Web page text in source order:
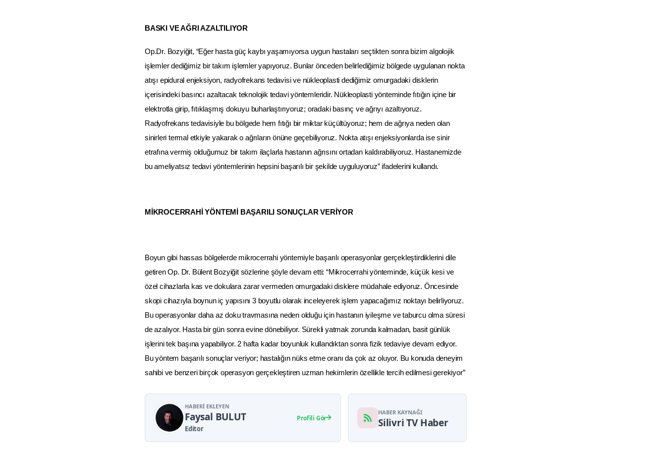
BASKI VE AĞRI AZALTILIYOR
Op.Dr. Bozyiğit, “Eğer hasta güç kaybı yaşamıyorsa uygun hastaları seçtikten sonra bizim algolojik
işlemler dediğimiz bir takım işlemler yapıyoruz. Bunlar önceden belirlediğimiz bölgede uygulanan nokta
atışı epidural enjeksiyon, radyofrekans tedavisi ve nükleoplasti dediğimiz omurgadaki disklerin
içerisindeki basıncı azaltacak teknolojik tedavi yöntemleridir. Nükleoplasti yönteminde fıtığın içine bir
elektrotla girip, fıtıklaşmış dokuyu buharlaştırıyoruz; oradaki basınç ve ağrıyı azaltıyoruz.
Radyofrekans tedavisiyle bu bölgede hem fıtığı bir miktar küçültüyoruz; hem de ağrıya neden olan
sinirleri termal etkiyle yakarak o ağrıların önüne geçebiliyoruz. Nokta atışı enjeksiyonlarda ise sinir
etrafına vermiş olduğumuz bir takım ilaçlarla hastanın ağrısını ortadan kaldırabiliyoruz. Hastanemizde
bu ameliyatsız tedavi yöntemlerinin hepsini başarılı bir şekilde uyguluyoruz” ifadelerini kullandı.
MİKROCERRAHİ YÖNTEMİ BAŞARILI SONUÇLAR VERİYOR
Boyun gibi hassas bölgelerde mikrocerrahi yöntemiyle başarılı operasyonlar gerçekleştirdiklerini dile
getiren Op. Dr. Bülent Bozyiğit sözlerine şöyle devam etti: “Mikrocerrahi yönteminde, küçük kesi ve
özel cihazlarla kas ve dokulara zarar vermeden omurgadaki disklere müdahale ediyoruz. Öncesinde
skopi cihazıyla boynun iç yapısını 3 boyutlu olarak inceleyerek işlem yapacağımız noktayı belirliyoruz.
Bu operasyonlar daha az doku travmasına neden olduğu için hastanın iyileşme ve taburcu olma süresi
de azalıyor. Hasta bir gün sonra evine dönebiliyor. Sürekli yatmak zorunda kalmadan, basit günlük
işlerini tek başına yapabiliyor. 2 hafta kadar boyunluk kullandıktan sonra fizik tedaviye devam ediyor.
Bu yöntem başarılı sonuçlar veriyor; hastalığın nüks etme oranı da çok az oluyor. Bu konuda deneyim
sahibi ve benzeri birçok operasyon gerçekleştiren uzman hekimlerin özellikle tercih edilmesi gerekiyor”
HABERI EKLEYEN
Faysal BULUT
Editor
Profili Gör
HABER KAYNAĞI
Silivri TV Haber